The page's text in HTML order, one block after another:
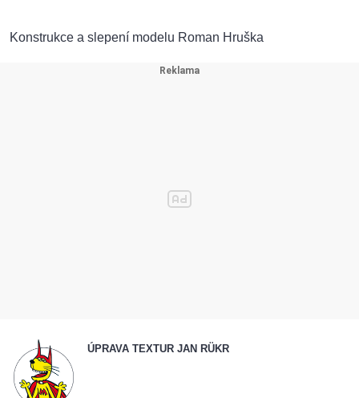
Konstrukce a slepení modelu Roman Hruška
ÚPRAVA TEXTUR JAN RÜKR